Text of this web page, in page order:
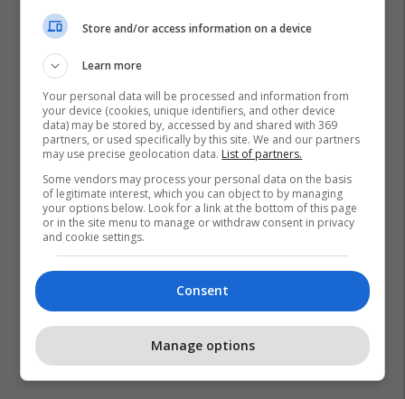
Store and/or access information on a device
Learn more
Your personal data will be processed and information from
your device (cookies, unique identifiers, and other device
data) may be stored by, accessed by and shared with 369
partners, or used specifically by this site. We and our partners
may use precise geolocation data. List of partners.
Some vendors may process your personal data on the basis
of legitimate interest, which you can object to by managing
your options below. Look for a link at the bottom of this page
or in the site menu to manage or withdraw consent in privacy
and cookie settings.
Consent
Manage options